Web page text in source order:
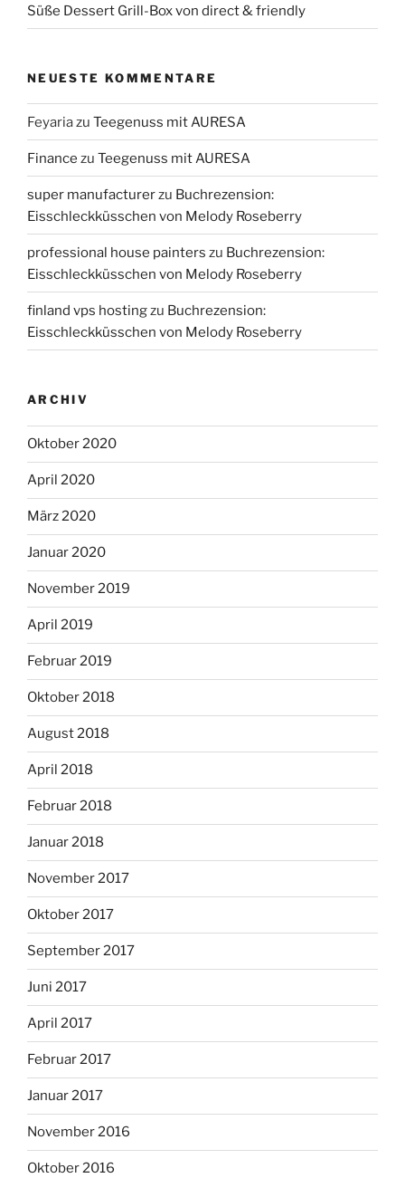
Süße Dessert Grill-Box von direct & friendly
NEUESTE KOMMENTARE
Feyariazu Teegenuss mit AURESA
Finance zu Teegenuss mit AURESA
super manufacturerzu Buchrezension:
Eisschleckküsschen von Melody Roseberry
professional house painters zu Buchrezension:
Eisschleckküsschen von Melody Roseberry
finland vps hostingzu Buchrezension:
Eisschleckküsschen von Melody Roseberry
ARCHIV
Oktober 2020
April 2020
März 2020
Januar 2020
November 2019
April 2019
Februar 2019
Oktober 2018
August 2018
April 2018
Februar 2018
Januar 2018
November 2017
Oktober 2017
September 2017
Juni 2017
April 2017
Februar 2017
Januar 2017
November 2016
Oktober 2016